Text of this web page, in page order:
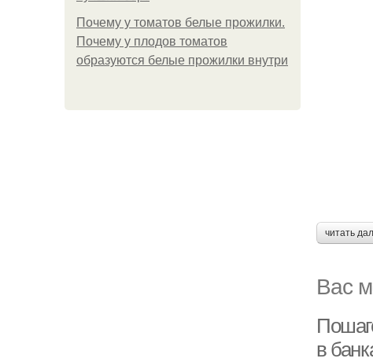
Почему у томатов белые прожилки.
Почему у плодов томатов
образуются белые прожилки внутри
читать
Вас
в